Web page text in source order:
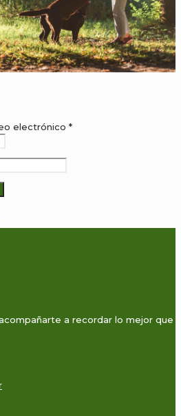
electrónico *Obligatorio
a recordar lo mejor que